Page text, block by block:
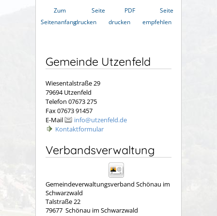
Zum
Seitenanfang
Seite
drucken
PDF
drucken
Seite
empfehlen
Gemeinde Utzenfeld
Wiesentalstraße 29
79694 Utzenfeld
Telefon 07673 275
Fax 07673 91457
E-Mail
info@utzenfeld.de
Kontaktformular
Verbandsverwaltung
Gemeindeverwaltungsverband Schönau im
Schwarzwald
Talstraße 22
79677 Schönau im Schwarzwald